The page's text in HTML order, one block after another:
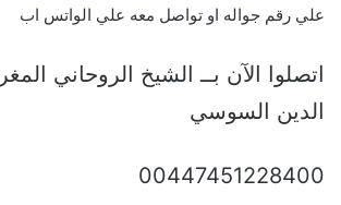
علي رقم جواله او تواصل معه علي الواتس اب
اتصلوا الآن بــ الشيخ الروحاني
الدين السوسي
00447451228400